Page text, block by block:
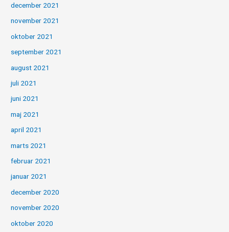
december 2021
november 2021
oktober 2021
september 2021
august 2021
juli 2021
juni 2021
maj 2021
april 2021
marts 2021
februar 2021
januar 2021
december 2020
november 2020
oktober 2020